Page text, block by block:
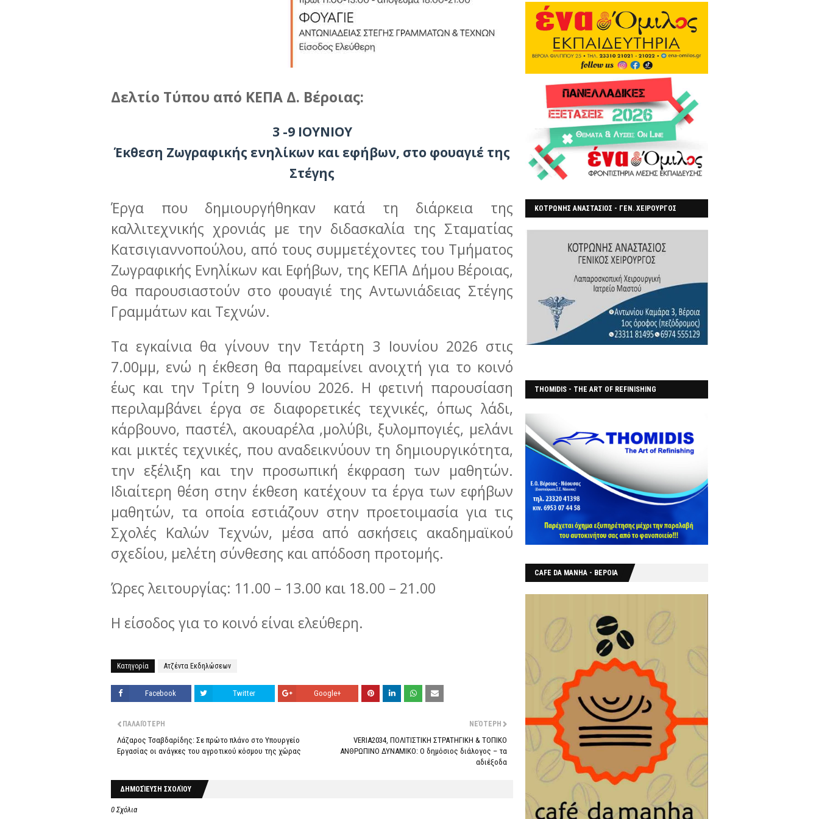
Δελτίο Τύπου από ΚΕΠΑ Δ. Βέροιας:
3 -9 ΙΟΥΝΙΟΥ
Έκθεση Ζωγραφικής ενηλίκων και εφήβων, στο φουαγιέ της
Στέγης
Έργα που δημιουργήθηκαν κατά τη διάρκεια της
καλλιτεχνικής χρονιάς με την διδασκαλία της Σταματίας
Κατσιγιαννοπούλου, από τους συμμετέχοντες του Τμήματος
Ζωγραφικής Ενηλίκων και Εφήβων, της ΚΕΠΑ Δήμου Βέροιας,
θα παρουσιαστούν στο φουαγιέ της Αντωνιάδειας Στέγης
Γραμμάτων και Τεχνών.
Τα εγκαίνια θα γίνουν την Τετάρτη 3 Ιουνίου 2026 στις
7.00μμ, ενώ η έκθεση θα παραμείνει ανοιχτή για το κοινό
έως και την Τρίτη 9 Ιουνίου 2026. Η φετινή παρουσίαση
περιλαμβάνει έργα σε διαφορετικές τεχνικές, όπως λάδι,
κάρβουνο, παστέλ, ακουαρέλα ,μολύβι, ξυλομπογιές, μελάνι
και μικτές τεχνικές, που αναδεικνύουν τη δημιουργικότητα,
την εξέλιξη και την προσωπική έκφραση των μαθητών.
Ιδιαίτερη θέση στην έκθεση κατέχουν τα έργα των εφήβων
μαθητών, τα οποία εστιάζουν στην προετοιμασία για τις
Σχολές Καλών Τεχνών, μέσα από ασκήσεις ακαδημαϊκού
σχεδίου, μελέτη σύνθεσης και απόδοση προτομής.
Ώρες λειτουργίας: 11.00 – 13.00 και 18.00 – 21.00
Η είσοδος για το κοινό είναι ελεύθερη.
Κατηγορία Ατζέντα Εκδηλώσεων
Facebook Twitter Google+
ΝΕΌΤΕΡΗ
VERIA2034, ΠΟΛΙΤΙΣΤΙΚΗ ΣΤΡΑΤΗΓΙΚΗ & ΤΟΠΙΚΟ
ΑΝΘΡΩΠΙΝΟ ΔΥΝΑΜΙΚΟ: Ο δημόσιος διάλογος – τα
αδιέξοδα
ΠΑΛΑΙΌΤΕΡΗ
Λάζαρος Τσαβδαρίδης: Σε πρώτο πλάνο στο Υπουργείο
Εργασίας οι ανάγκες του αγροτικού κόσμου της χώρας
ΔΗΜΟΣΊΕΥΣΗ ΣΧΟΛΊΟΥ
0 Σχόλια
ΚΟΤΡΩΝΗΣ ΑΝΑΣΤΑΣΙΟΣ - ΓΕΝ. ΧΕΙΡΟΥΡΓΟΣ
THOMIDIS - THE ART OF REFINISHING
CAFE DA MANHA - ΒΕΡΟΙΑ